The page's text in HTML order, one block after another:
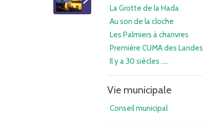
La Grotte de la Hada
Au son de la cloche
Les Palmiers à chanvres
Première CUMA des Landes
Il y a 30 siècles .....
Vie municipale
Conseil municipal